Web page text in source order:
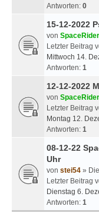
Antworten: 0
15-12-2022
von SpaceRider
Letzter Beitrag
Mittwoch 14.
Antworten: 1
12-12-2022
von SpaceRider
Letzter Beitrag
Montag 12.
Antworten: 1
08-12-22
Uhr
von stei54 »
Letzter Beitrag
Dienstag 6.
Antworten: 1